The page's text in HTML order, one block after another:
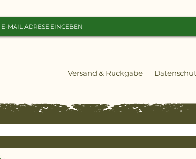
reinigen und verfügt über einen Frostwächter
Wetter-Timer, der die Schneidzeiten an die
besonders komfortable Rasenpflege kann der
werden.
Versand & Rückgabe